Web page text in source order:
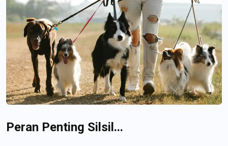
Peran Penting Silsil...